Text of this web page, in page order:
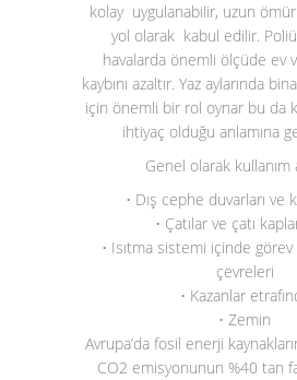
kolay uygulanabilir, uzun
yol olarak kabul edilir.
havalarda önemli ölçüde ev
kaybını azaltır. Yaz aylarında
için önemli bir rol oynar bu da
ihtiyaç olduğu anlamına
Genel olarak kullanım
• Dış cephe duvarları ve
• Çatılar ve çatı
• Isıtma sistemi içinde görev
çevreleri
• Kazanlar
• Zemin
Avrupa’da fosil enerji
CO2 emisyonunun %40 tan